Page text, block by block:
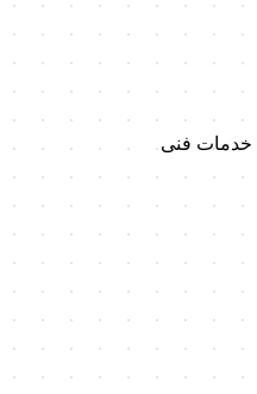
خدمات فنی